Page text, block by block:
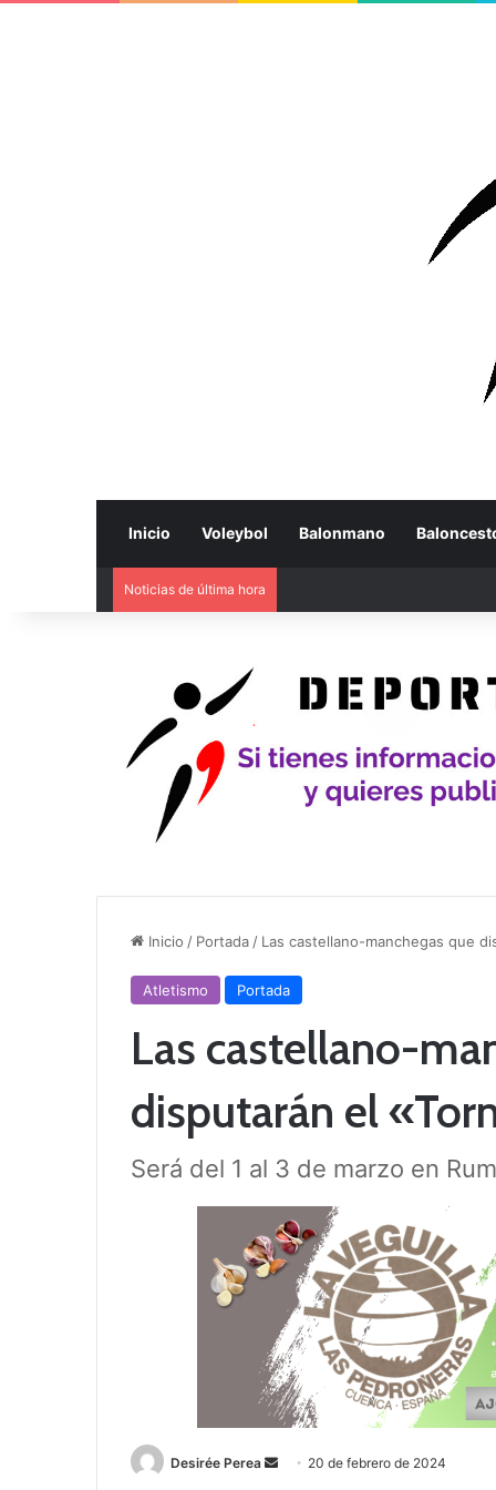
Inicio Voleybol Balonmano
Noticias de última hora
Inicio / Portada / Las castellano-manchegas que
Atletismo Portada
Las castellano-
disputarán el
Será del 1 al 3 de marzo en
Desirée Perea 20 de febrero de 2024